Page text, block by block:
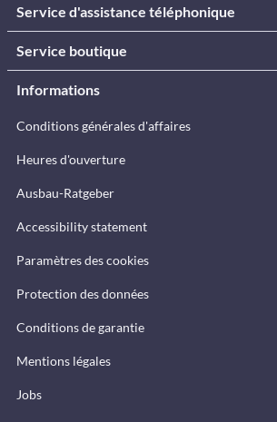
Service d'assistance téléphonique
Service boutique
Informations
Conditions générales d'affaires
Heures d'ouverture
Ausbau-Ratgeber
Accessibility statement
Paramètres des cookies
Protection des données
Conditions de garantie
Mentions légales
Jobs